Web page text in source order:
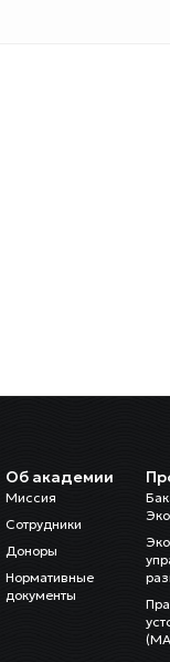
Об академии
Миссия
Сотрудники
Доноры
Нормативные
документы